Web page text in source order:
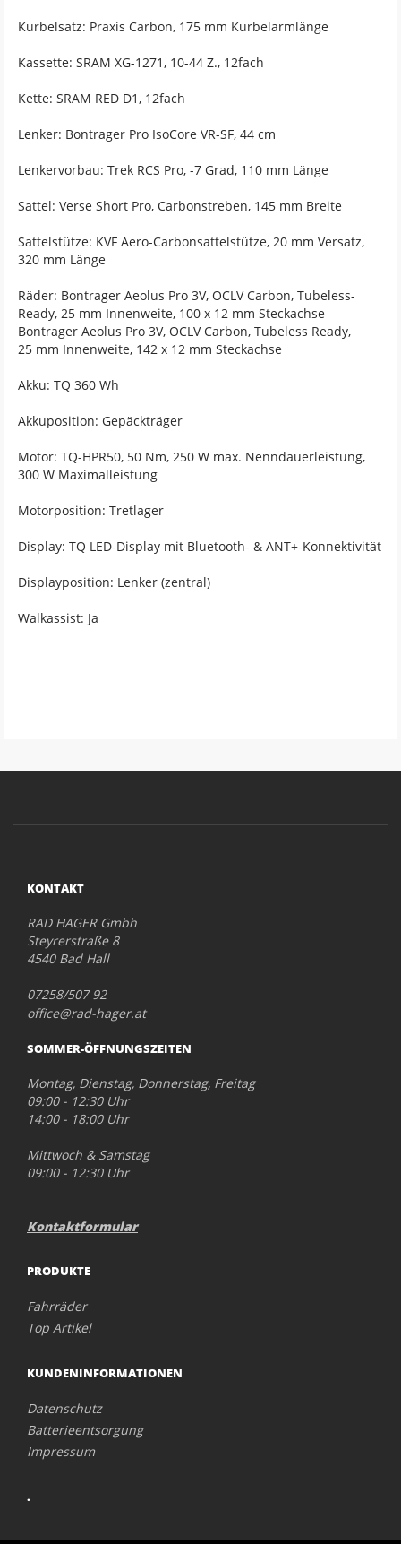
Kurbelsatz: Praxis Carbon, 175 mm Kurbelarmlänge
Kassette: SRAM XG-1271, 10-44 Z., 12fach
Kette: SRAM RED D1, 12fach
Lenker: Bontrager Pro IsoCore VR-SF, 44 cm
Lenkervorbau: Trek RCS Pro, -7 Grad, 110 mm Länge
Sattel: Verse Short Pro, Carbonstreben, 145 mm Breite
Sattelstütze: KVF Aero-Carbonsattelstütze, 20 mm Versatz,
320 mm Länge
Räder: Bontrager Aeolus Pro 3V, OCLV Carbon, Tubeless-
Ready, 25 mm Innenweite, 100 x 12 mm Steckachse
Bontrager Aeolus Pro 3V, OCLV Carbon, Tubeless Ready,
25 mm Innenweite, 142 x 12 mm Steckachse
Akku: TQ 360 Wh
Akkuposition: Gepäckträger
Motor: TQ-HPR50, 50 Nm, 250 W max. Nenndauerleistung,
300 W Maximalleistung
Motorposition: Tretlager
Display: TQ LED-Display mit Bluetooth- & ANT+-Konnektivität
Displayposition: Lenker (zentral)
Walkassist: Ja
KONTAKT
RAD HAGER Gmbh
Steyrerstraße 8
4540 Bad Hall
07258/507 92
office@rad-hager.at
SOMMER-ÖFFNUNGSZEITEN
Montag, Dienstag, Donnerstag, Freitag
09:00 - 12:30 Uhr
14:00 - 18:00 Uhr
Mittwoch & Samstag
09:00 - 12:30 Uhr
Kontaktformular
PRODUKTE
Fahrräder
Top Artikel
KUNDENINFORMATIONEN
Datenschutz
Batterieentsorgung
Impressum
.